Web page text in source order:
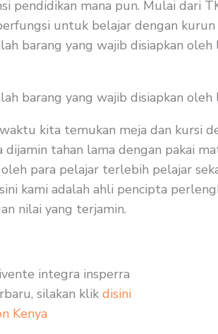
pendidikan mana pun. Mulai dari
untuk belajar dengan
barang yang wajib disiapkan
barang yang wajib disiapkan
kita temukan meja dan kursi
dijamin tahan lama dengan pakai
para pelajar terlebih pelajar
kami adalah ahli pencipta
nilai yang terjamin.
integra insperra
silakan klik disini
Kenya